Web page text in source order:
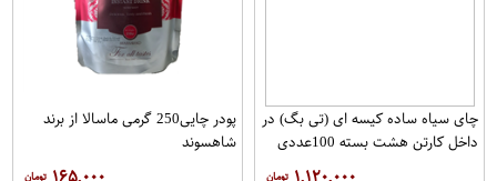
چای سیاه ساده کیسه ای (تی بگ) در
داخل کارتن هشت بسته 100عددی
پودر چایی250 گرمی ماسالا از برند
شاهسوند